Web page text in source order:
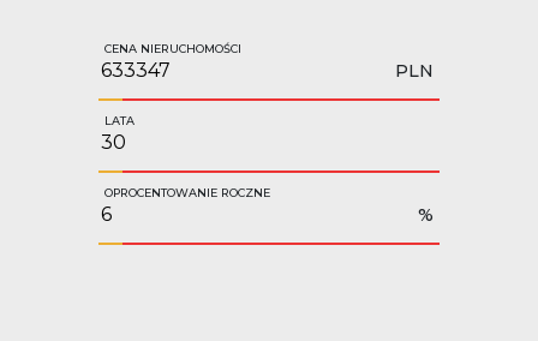
CENA NIERUCHOMOŚCI
PLN
LATA
OPROCENTOWANIE ROCZNE
%